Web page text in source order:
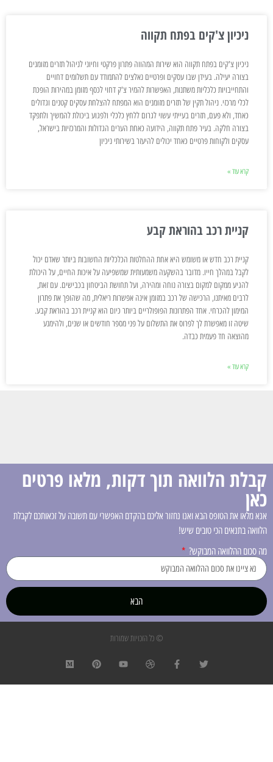
ניכיון צ'קים בפתח תקווה
ניכיון צ'קים בפתח תקווה הוא שירות המהווה פתרון פרקטי וחיוני לניהול תזרים מזומנים
בצורה יעילה. בעידן שבו עסקים ופרטיים נאלצים להתמודד עם תשלומים דחויים
והתחייבויות כלכליות משתנות, האפשרות להמיר צ'ק דחוי לכסף מזומן במהירות הופכת
לכלי מרכזי. ניהול תקין של תזרים מזומנים הוא המפתח להצלחת עסקים קטנים וגדולים
כאחד, ולא פעם, תזרים בעייתי עשוי לגרום ללחץ כלכלי ולפגוע ביכולת להמשיך ולתפקד
בצורה חלקה. בעיר פתח תקווה, הידועה כאחת הערים הגדולות והמרכזיות בישראל,
עסקים ולקוחות פרטיים כאחד יכולים להיעזר בשירותי ניכיון
קרא עוד »
קניית רכב בהוראת קבע
קניית רכב חדש או משומש היא אחת ההחלטות הכלכליות החשובות ביותר שאדם יכול
לקבל במהלך חייו. מדובר בהשקעה משמעותית שמשפיעה על איכות החיים, על היכולת
להגיע ממקום למקום בצורה נוחה ומהירה, ועל תחושת הביטחון בכבישים. עם זאת,
לרבים מאיתנו, הרכישה של רכב במזומן אינה אפשרות ריאלית, מה שהופך את פתרון
המימון להכרחי. אחד הפתרונות הפופולריים ביותר כיום הוא קניית רכב בהוראת קבע.
שיטה זו מאפשרת לך לפרוס את התשלום על פני מספר חודשים או שנים, ולהימנע
מהוצאה חד פעמית כבדה.
קרא עוד »
קבלת הלוואה תוך דקות, מלאו פרטים
כאן
אנא מלאו את הטופס הבא ואנו נחזור אליכם בהקדם האפשרי עם תשובה על זכאותכם לקבלת
הלוואה בתנאים הכי טובים שיש!
מה סכום ההלוואה המבוקש?
הבא
© כל הזכויות שמורות